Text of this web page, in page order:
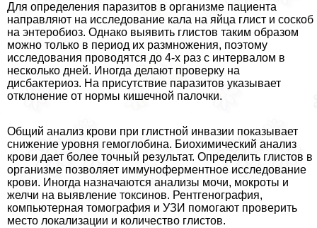
Для определения паразитов в организме пациента
направляют на исследование кала на яйца глист и соскоб
на энтеробиоз. Однако выявить глистов таким образом
можно только в период их размножения, поэтому
исследования проводятся до 4-х раз с интервалом в
несколько дней. Иногда делают проверку на
дисбактериоз. На присутствие паразитов указывает
отклонение от нормы кишечной палочки.
Общий анализ крови при глистной инвазии показывает
снижение уровня гемоглобина. Биохимический анализ
крови дает более точный результат. Определить глистов в
организме позволяет иммуноферментное исследование
крови. Иногда назначаются анализы мочи, мокроты и
желчи на выявление токсинов. Рентгенография,
компьютерная томография и УЗИ помогают проверить
место локализации и количество глистов.